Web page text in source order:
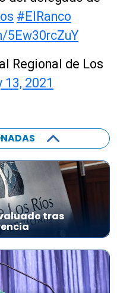
#ElRanco
Regional de Los
13, 2021
tras